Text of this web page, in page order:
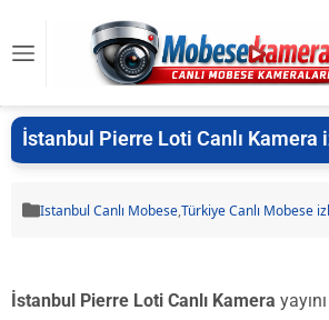
İstanbul Pierre Loti Canlı Kamera
Istanbul Canlı Mobese,Türkiye Canlı Mobese
İstanbul Pierre Loti Canlı Kamera